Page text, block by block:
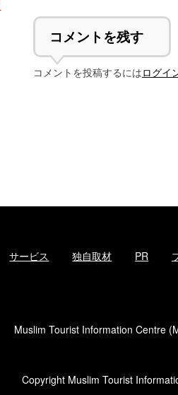
コメントを残す
コメントを投稿するにはログイ
サービス 独自取材 PR
Muslim Tourist Information Centre
Copyright Muslim Tourist